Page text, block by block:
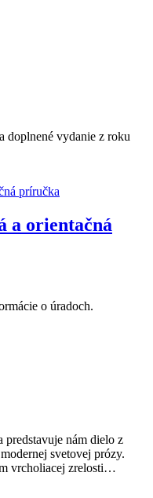
doplnené vydanie z roku
a orientačná
o úradoch.
nám dielo z
svetovej prózy.
vrcholiacej zrelosti…